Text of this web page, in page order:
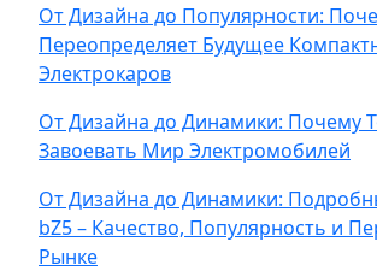
От Дизайна до Популярности:
Переопределяет Будущее
Электрокаров
От Дизайна до Динамики: Почему
Завоевать Мир Электромобилей
От Дизайна до Динамики:
bZ5 – Качество, Популярность и
Рынке